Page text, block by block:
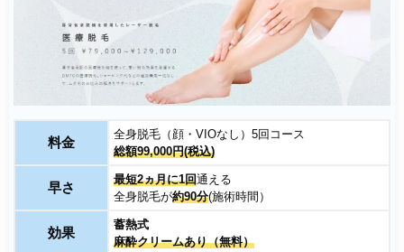
料金
全身脱毛（顔・VIOなし）5回コース
総額99,000円(税込)
早さ
最短2ヵ月に1回通える
全身脱毛が約90分(施術時間）
効果
蓄熱式
麻酔クリームあり（無料）